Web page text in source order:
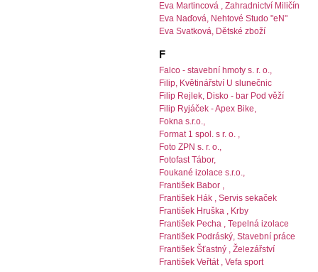
Eva Martincová , Zahradnictví Miličín
Eva Naďová, Nehtové Studo "eN"
Eva Svatková, Dětské zboží
F
Falco - stavební hmoty s. r. o.,
Filip, Květinářství U slunečnic
Filip Rejlek, Disko - bar Pod věží
Filip Ryjáček - Apex Bike,
Fokna s.r.o.,
Format 1 spol. s r. o. ,
Foto ZPN s. r. o.,
Fotofast Tábor,
Foukané izolace s.r.o.,
František Babor ,
František Hák , Servis sekaček
František Hruška , Krby
František Pecha , Tepelná izolace
František Podráský, Stavební práce
František Šťastný , Železářství
František Veřtát , Vefa sport